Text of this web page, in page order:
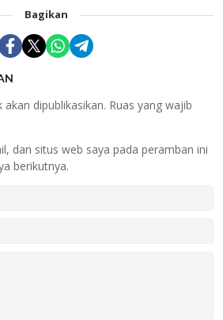
Bagikan
dipublikasikan. Ruas yang wajib
dan situs web saya pada peramban ini
berikutnya.